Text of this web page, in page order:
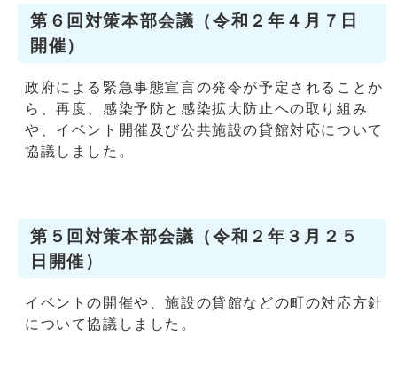
第６回対策本部会議（令和２年４月７日
開催）
政府による緊急事態宣言の発令が予定されることか
ら、再度、感染予防と感染拡大防止への取り組み
や、イベント開催及び公共施設の貸館対応について
協議しました。
第５回対策本部会議（令和２年３月２５
日開催）
イベントの開催や、施設の貸館などの町の対応方針
について協議しました。